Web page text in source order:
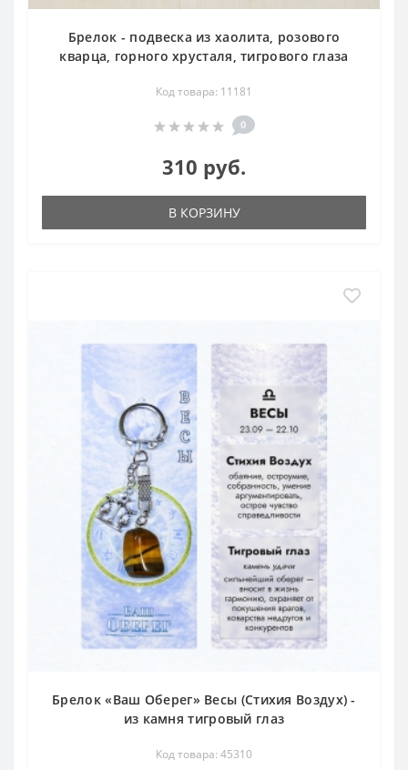
Брелок - подвеска из хаолита, розового
кварца, горного хрусталя, тигрового глаза
Код товара: 11181
0
310 руб.
В КОРЗИНУ
Брелок «Ваш Оберег» Весы (Стихия Воздух) -
из камня тигровый глаз
Код товара: 45310